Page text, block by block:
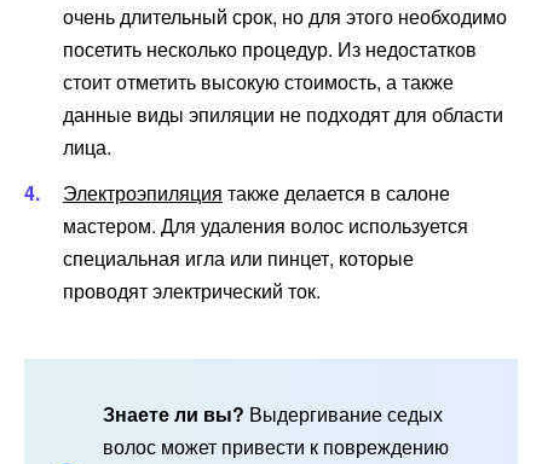
очень длительный срок, но для этого необходимо
посетить несколько процедур. Из недостатков
стоит отметить высокую стоимость, а также
данные виды эпиляции не подходят для области
лица.
Электроэпиляция также делается в салоне
мастером. Для удаления волос используется
специальная игла или пинцет, которые
проводят электрический ток.
Знаете ли вы? Выдергивание седых
волос может привести к повреждению